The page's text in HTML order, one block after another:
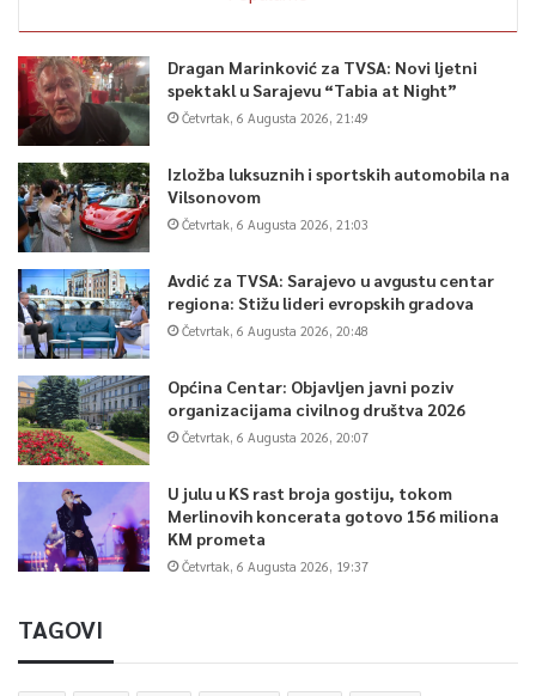
Dragan Marinković za TVSA: Novi ljetni
spektakl u Sarajevu “Tabia at Night”
Četvrtak, 6 Augusta 2026, 21:49
Izložba luksuznih i sportskih automobila na
Vilsonovom
Četvrtak, 6 Augusta 2026, 21:03
Avdić za TVSA: Sarajevo u avgustu centar
regiona: Stižu lideri evropskih gradova
Četvrtak, 6 Augusta 2026, 20:48
Općina Centar: Objavljen javni poziv
organizacijama civilnog društva 2026
Četvrtak, 6 Augusta 2026, 20:07
U julu u KS rast broja gostiju, tokom
Merlinovih koncerata gotovo 156 miliona
KM prometa
Četvrtak, 6 Augusta 2026, 19:37
TAGOVI